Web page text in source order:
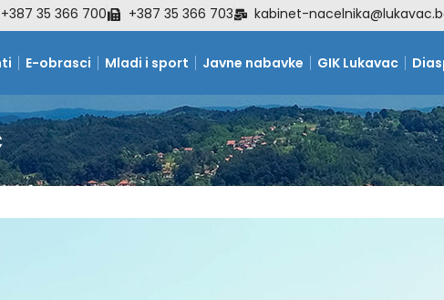
+387 35 366 700 +387 35 366 703 kabinet-
E-obrasci Mladi i sport Javne nabavke GIK Lukavac